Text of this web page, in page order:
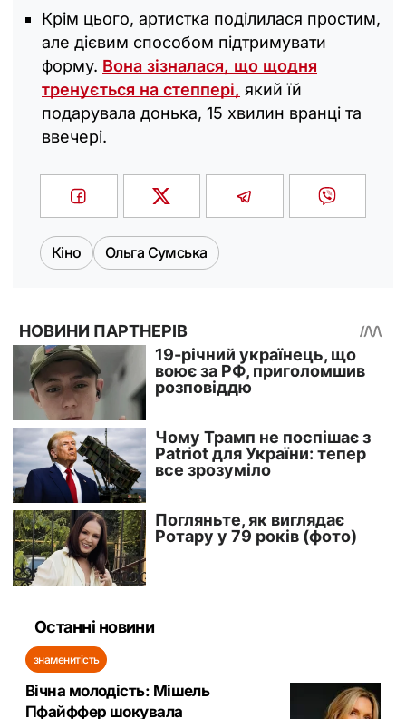
Крім цього, артистка поділилася простим,
але дієвим способом підтримувати
форму. Вона зізналася, що щодня
тренується на степпері, який їй
подарувала донька, 15 хвилин вранці та
ввечері.
Кіно Ольга Сумська
Останні новини
знаменитість
Вічна молодість: Мішель
Пфайффер шокувала